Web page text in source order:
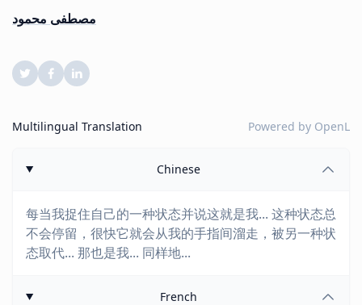
مصطفى محمود
Multilingual Translation Powered by OpenL
Chinese
每当我捉住自己的一种状态并说这就是我... 这种状态总
不会停留，很快它就会从我的手指间溜走，被另一种状
态取代... 那也是我... 同样地...
French